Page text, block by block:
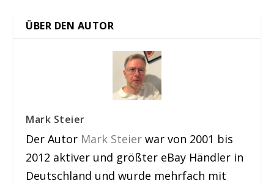
ÜBER DEN AUTOR
Mark Steier
Der Autor Mark Steier war von 2001 bis
2012 aktiver und größter eBay Händler in
Deutschland und wurde mehrfach mit